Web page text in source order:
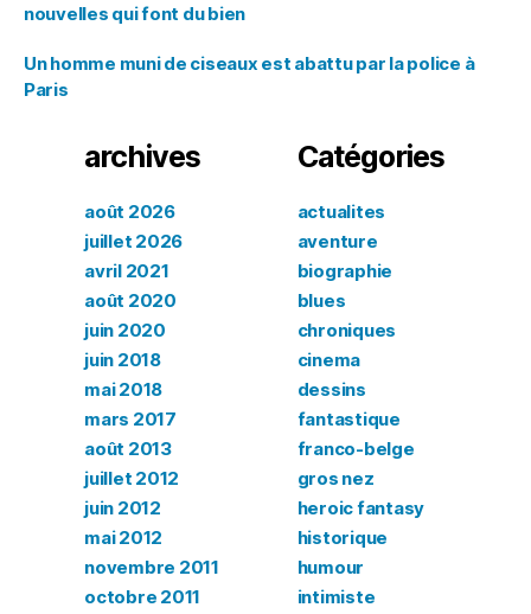
nouvelles qui font du bien
Un homme muni de ciseaux est abattu par la police à
Paris
archives
août 2026
juillet 2026
avril 2021
août 2020
juin 2020
juin 2018
mai 2018
mars 2017
août 2013
juillet 2012
juin 2012
mai 2012
novembre 2011
octobre 2011
Catégories
actualites
aventure
biographie
blues
chroniques
cinema
dessins
fantastique
franco-belge
gros nez
heroic fantasy
historique
humour
intimiste